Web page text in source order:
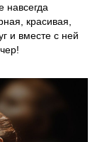
навсегда
красивая,
и вместе с ней